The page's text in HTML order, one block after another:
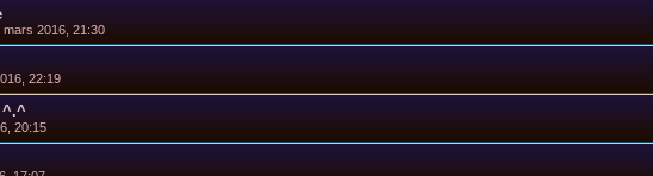
mars 2016, 21:30
22:19
^.^
20:15